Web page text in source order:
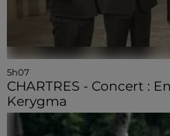
5h07
CHARTRES - Concert :
Kerygma